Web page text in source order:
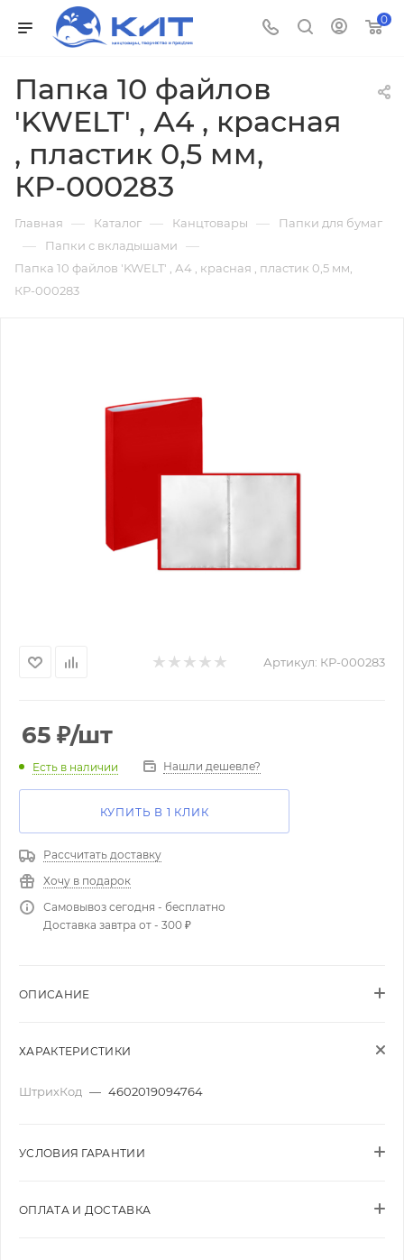
0
Папка 10 файлов
'KWELT' , А4 , красная
, пластик 0,5 мм,
КР-000283
Главная — Каталог — Канцтовары — Папки для бумаг
— Папки с вкладышами —
Папка 10 файлов 'KWELT' , А4 , красная , пластик 0,5 мм,
КР-000283
Артикул: КР-000283
65 ₽/шт
Есть в наличии Нашли дешевле?
КУПИТЬ В 1 КЛИК
Рассчитать доставку
Хочу в подарок
Самовывоз сегодня - бесплатно
Доставка завтра от - 300 ₽
ОПИСАНИЕ
ХАРАКТЕРИСТИКИ
ШтрихКод — 4602019094764
УСЛОВИЯ ГАРАНТИИ
ОПЛАТА И ДОСТАВКА